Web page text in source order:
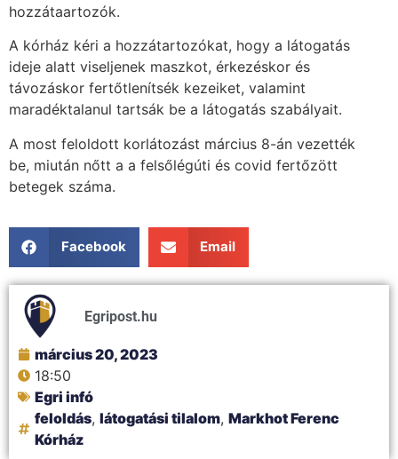
hozzátaartozók.
A kórház kéri a hozzátartozókat, hogy a látogatás
ideje alatt viseljenek maszkot, érkezéskor és
távozáskor fertőtlenítsék kezeiket, valamint
maradéktalanul tartsák be a látogatás szabályait.
A most feloldott korlátozást március 8-án vezették
be, miután nőtt a a felsőlégúti és covid fertőzött
betegek száma.
Facebook Email
Egripost.hu
március 20, 2023
18:50
Egri infó
feloldás, látogatási tilalom, Markhot Ferenc
Kórház